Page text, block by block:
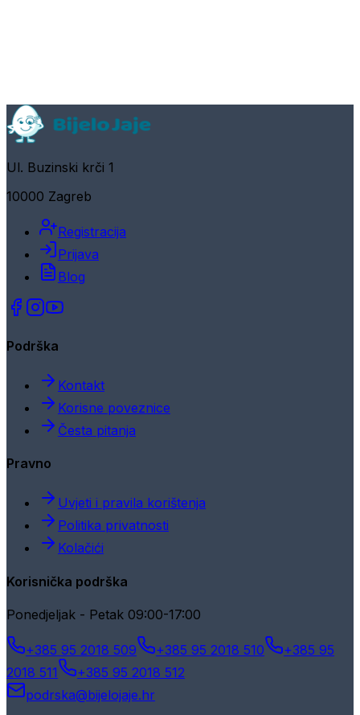
Ul. Buzinski krči 1
10000 Zagreb
Registracija
Prijava
Blog
Podrška
Kontakt
Korisne poveznice
Česta pitanja
Pravno
Uvjeti i pravila korištenja
Politika privatnosti
Kolačići
Korisnička podrška
Ponedjeljak - Petak 09:00-17:00
+385 95 2018 509 +385 95 2018 510
+385 95
2018 511
+385 95 2018 512
podrska@bijelojaje.hr